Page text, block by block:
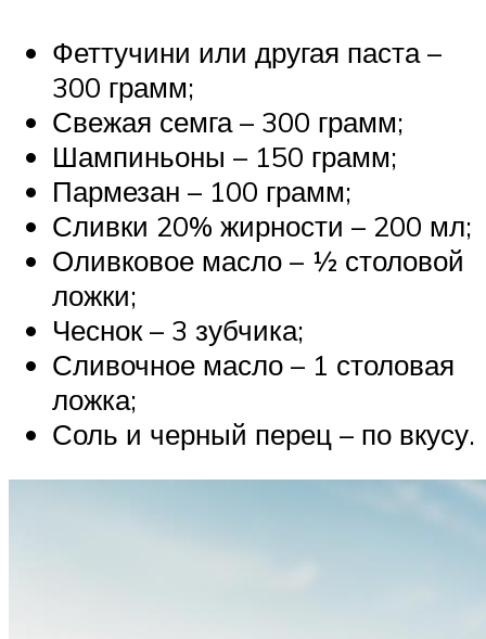
Феттучини или другая паста –
300 грамм;
Свежая семга – 300 грамм;
Шампиньоны – 150 грамм;
Пармезан – 100 грамм;
Сливки 20% жирности – 200 мл;
Оливковое масло – ½ столовой
ложки;
Чеснок – 3 зубчика;
Сливочное масло – 1 столовая
ложка;
Соль и черный перец – по вкусу.